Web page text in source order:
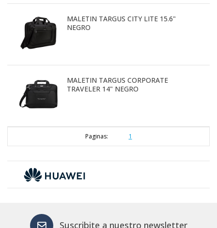
MALETIN TARGUS CITY LITE 15.6"
NEGRO
MALETIN TARGUS CORPORATE
TRAVELER 14" NEGRO
Paginas: 1
Suscribite a nuestro newsletter